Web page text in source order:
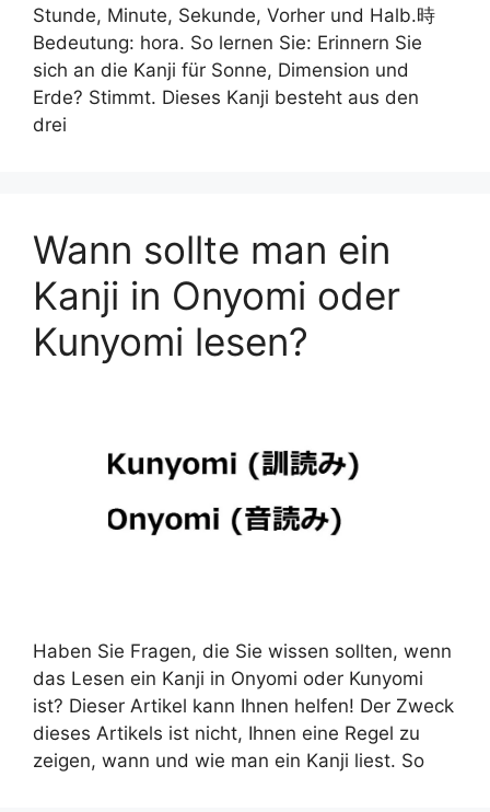
Stunde, Minute, Sekunde, Vorher und Halb.時
Bedeutung: hora. So lernen Sie: Erinnern Sie
sich an die Kanji für Sonne, Dimension und
Erde? Stimmt. Dieses Kanji besteht aus den
drei
Wann sollte man ein
Kanji in Onyomi oder
Kunyomi lesen?
Haben Sie Fragen, die Sie wissen sollten, wenn
das Lesen ein Kanji in Onyomi oder Kunyomi
ist? Dieser Artikel kann Ihnen helfen! Der Zweck
dieses Artikels ist nicht, Ihnen eine Regel zu
zeigen, wann und wie man ein Kanji liest. So